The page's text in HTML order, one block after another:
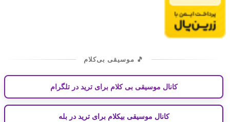
🎵 موسیقی بی‌کلام
کانال موسیقی بی کلام برای ترید در تلگرام
کانال موسیقی بیکلام برای ترید در بله